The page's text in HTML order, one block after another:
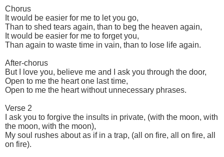
Chorus
It would be easier for me to let you go,
Than to shed tears again, than to beg the heaven again,
It would be easier for me to forget you,
Than again to waste time in vain, than to lose life again.
After-chorus
But I love you, believe me and I ask you through the door,
Open to me the heart one last time,
Open to me the heart without unnecessary phrases.
Verse 2
I ask you to forgive the insults in private, (with the moon, with
the moon, with the moon),
My soul rushes about as if in a trap, (all on fire, all on fire, all
on fire).